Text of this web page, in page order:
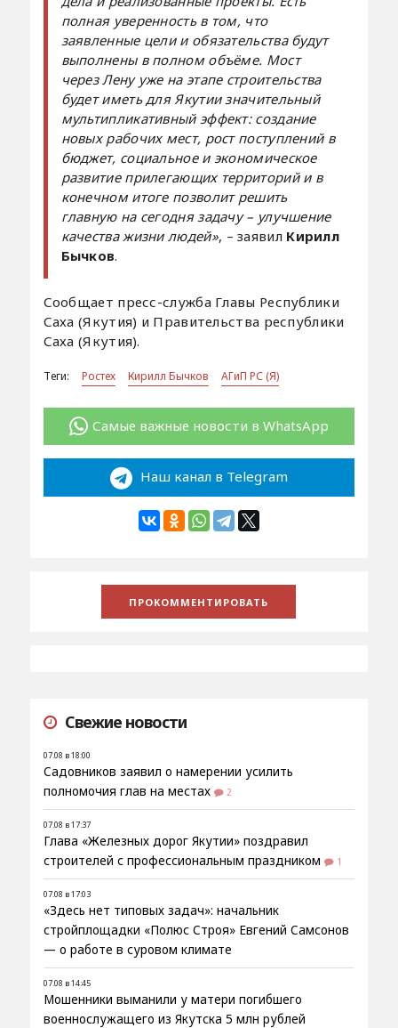
полная уверенность в том, что
заявленные цели и обязательства будут
выполнены в полном объёме. Мост
через Лену уже на этапе строительства
будет иметь для Якутии значительный
мультипликативный эффект: создание
новых рабочих мест, рост поступлений в
бюджет, социальное и экономическое
развитие прилегающих территорий и в
конечном итоге позволит решить
главную на сегодня задачу – улучшение
качества жизни людей», – заявил Кирилл
Бычков.
Сообщает пресс-служба Главы Республики
Саха (Якутия) и Правительства республики
Саха (Якутия).
Теги: Ростех Кирилл Бычков АГиП РС (Я)
Самые важные новости в WhatsApp
Наш канал в Telegram
Свежие новости
07.08 в 18:00
Садовников заявил о намерении усилить
полномочия глав на местах
2
07.08 в 17:37
Глава «Железных дорог Якутии» поздравил
строителей с профессиональным праздником
1
07.08 в 17:03
«Здесь нет типовых задач»: начальник
стройплощадки «Полюс Строя» Евгений Самсонов
— о работе в суровом климате
07.08 в 14:45
Мошенники выманили у матери погибшего
военнослужащего из Якутска 5 млн рублей